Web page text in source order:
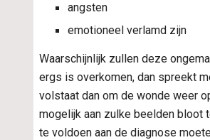
angsten
emotioneel verlamd zijn
Waarschijnlijk zullen deze
ergs is overkomen, dan spreekt
volstaat dan om de wonde weer
mogelijk aan zulke beelden bloot
te voldoen aan de diagnose